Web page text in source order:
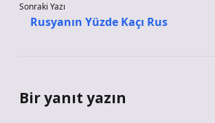
Sonraki Yazı
Rusyanın Yüzde Kaçı Rus
Bir yanıt yazın